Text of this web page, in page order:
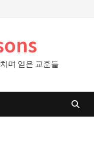
며 얻은 교훈들